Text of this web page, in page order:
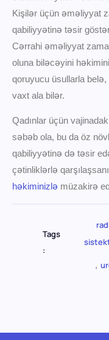
Kişilər üçün əməliyyat
qabiliyyətinə təsir
Cərrahi əməliyyat
oluna biləcəyini
qoruyucu üsullarla belə,
vaxt ala bilər.
Qadınlar üçün
səbəb ola, bu da öz
qabiliyyətinə də təsir
çətinliklərlə
həkiminizlə müzakirə
Tags
:
,